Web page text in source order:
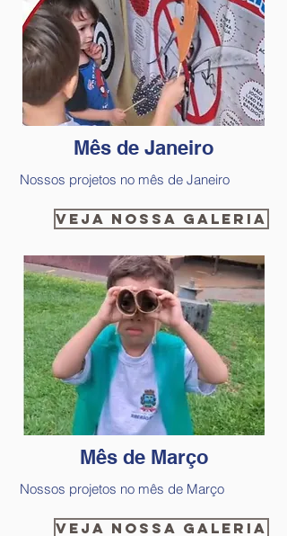
Mês de Janeiro
Nossos projetos no mês de Janeiro
Veja nossa galeria
Mês de Março
Nossos projetos no mês de Março
Veja nossa galeria